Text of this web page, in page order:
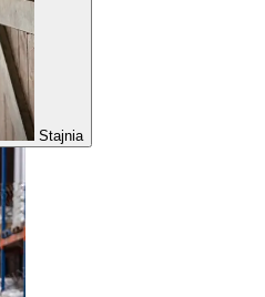
Stajnia